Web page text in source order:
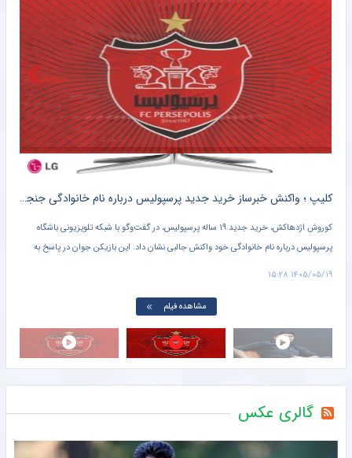
خبرگزاری ایلنا وزنه‌برداری نوجوانان و جوانان آسیا| استارت ایران با یک نقره و ۵ برنز
خبرگزاری ایلنا اسنوا قهرمان لیگ ملی چوگان شد
خبرگزاری دانشجو آمادگی ذهنی ملی‌پوشان ژیمناستیک بررسی شد
خبرانلاین واکنش تاجرنیا به خبر تیم‌داری در رشته ماهیگیری
کلیپ ؛ واکنش خبرساز خرید جدید پرسپولیس درباره نام خانوادگی جنجالی اش + فیلم وایرال شده
کوروش اژدهاکش، خرید جدید ۱۹ ساله پرسپولیس، در گفت‌وگو با شبکه تلویزیونی باشگاه
پرسپولیس درباره نام خانوادگی خود واکنش جالبی نشان داد. این بازیکن جوان در پاسخ به
۱۴۰۵/۰۵/۱۹ ۱۵:۲۸
مشاهده فیلم
گالری عکس